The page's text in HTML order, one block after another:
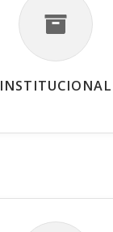
INSTITUCIONAL